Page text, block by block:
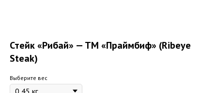
Стейк «Рибай» — ТМ «Праймбиф» (Ribeye
Steak)
Выберите вес